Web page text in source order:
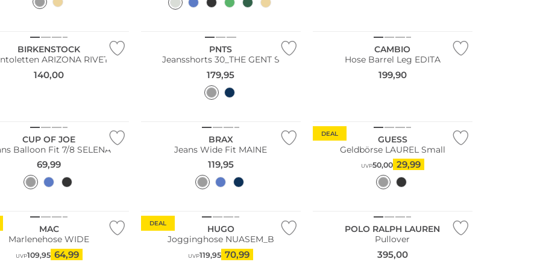
BIRKENSTOCK
ARIZONA RIVET
140,00
PNTS
Jeansshorts 30_THE GENT S
179,95
CAMBIO
Hose Barrel Leg EDITA
199,90
CUP OF JOE
Balloon Fit 7/8 SELENA
69,99
BRAX
Jeans Wide Fit MAINE
119,95
DEAL
GUESS
Geldbörse LAUREL Small
UVP50,00 29,99
MAC
Marlenehose WIDE
UVP109,95 64,99
DEAL
HUGO
Jogginghose NUASEM_B
UVP119,95 70,99
POLO RALPH LAUREN
Pullover
395,00